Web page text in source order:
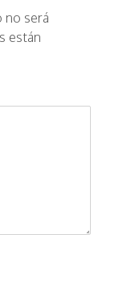
no será
están